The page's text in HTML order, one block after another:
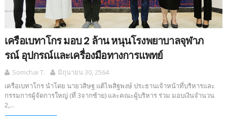
เครือเบทาโกร มอบ 2 ล้าน หนุนโรงพยาบาลจุฬาภ
รณ์ อุปกรณ์และเครื่องมือทางการแพทย์
Somchai T.
มิถุนายน 30, 2564
เครือเบทาโกร นำโดย นายวสิษฐ แต้ไพสิฐพงษ์ ประธานเจ้าหน้าที่บริหารและ
กรรมการผู้จัดการใหญ่ (ที่ 3จากซ้าย) และคณะผู้บริหาร ร่วม มอบเงินจำนวน
2,...